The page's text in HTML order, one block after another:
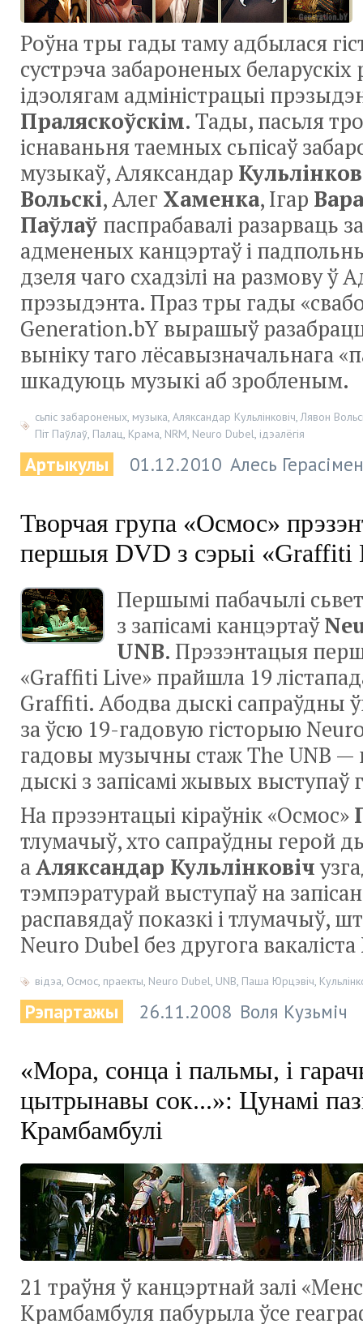
Роўна тры гады таму адбылася
сустрэча забароненых
ідэолягам адміністрацыі
Праляскоўскім. Тады, пасьля
існаваньня таемных сьпісаў
музыкаў, Аляксандар
Вольскі, Алег Хаменка, Ігар
Паўлаў паспрабавалі разарваць
адмененых канцэртаў і
дзеля чаго схадзілі на размову ў
прэзыдэнта. Праз тры гады
Generation.bY вырашыў
выніку таго лёсавызначальнага
шкадуюць музыкі аб зробленым.
сьпіс забароненых, музыка, Аляксандар Кульлінковіч,Лявон
Піт Паўлаў, Палац, Крама, NRM, Neuro Dubel, ідэалёгія
Артыкулы 01.12.2010 Алесь
Творчая група «Осмос»
першыя DVD з сэрыі «Graffiti
Першымі пабачылі
з запісамі канцэртаў
UNB. Прэзэнтацыя
«Graffiti Live» прайшла 19
Graffiti. Абодва дыскі сапраўдны
за ўсю 19-гадовую гісторыю
гадовы музычны стаж The UNB —
дыскі з запісамі жывых выступаў
На прэзэнтацыі кіраўнік «Осмос»
тлумачыў, хто сапраўдны герой
аАляксандар Кульлінковіч
тэмпэратурай выступаў на
распавядаў показкі і тлумачыў,
Neuro Dubel без другога
відэа Осмос праекты Neuro Dubel UNB Паша Юрцэвіч
Рэпартажы 26.11.2008 Воля Кузьміч
«Мора, сонца і пальмы, і
цытрынавы сок...»: Цунамі
Крамбамбулі
21 траўня ў канцэртнай залі
Крамбамбуля пабурыла ўсе